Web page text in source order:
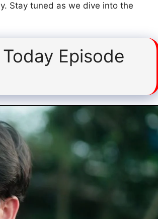
Stay tuned as we dive into the
Episode